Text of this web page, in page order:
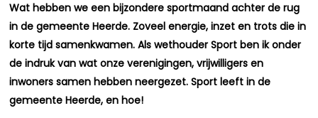
Wat hebben we een bijzondere sportmaand achter de rug
in de gemeente Heerde. Zoveel energie, inzet en trots die in
korte tijd samenkwamen. Als wethouder Sport ben ik onder
de indruk van wat onze verenigingen, vrijwilligers en
inwoners samen hebben neergezet. Sport leeft in de
gemeente Heerde, en hoe!